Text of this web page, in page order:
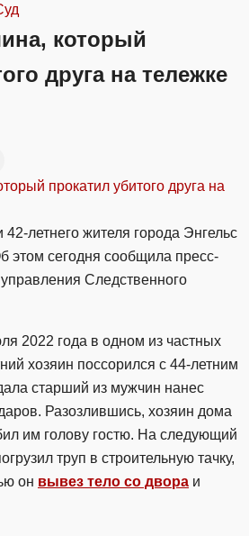
который
друга на тележке
летнего жителя города Энгельс
этом сегодня сообщила пресс-
Следственного
2022 года в одном из частных
хозяин поссорился с 44-летним
старший из мужчин нанес
Разозлившись, хозяин дома
им голову гостю. На следующий
труп в строительную тачку,
он вывез тело со двора и